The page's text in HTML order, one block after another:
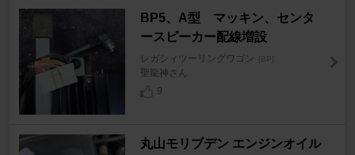
BP5、A型 マッキン、センタ
ースピーカー配線増設
レガシィツーリングワゴン [BP]
聖龍神さん
9
丸山モリブデン エンジンオイル